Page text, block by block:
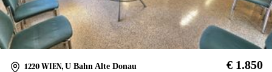
1220 WIEN, U Bahn Alte Donau € 1.850